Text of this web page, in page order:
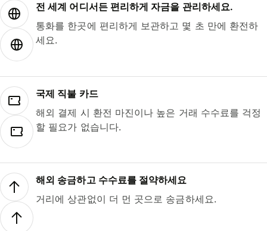
전 세계 어디서든 편리하게 자금을 관리하세요.
통화를 한곳에 편리하게 보관하고 몇 초 만에 환전하
세요.
국제 직불 카드
해외 결제 시 환전 마진이나 높은 거래 수수료를 걱정
할 필요가 없습니다.
해외 송금하고 수수료를 절약하세요
거리에 상관없이 더 먼 곳으로 송금하세요.